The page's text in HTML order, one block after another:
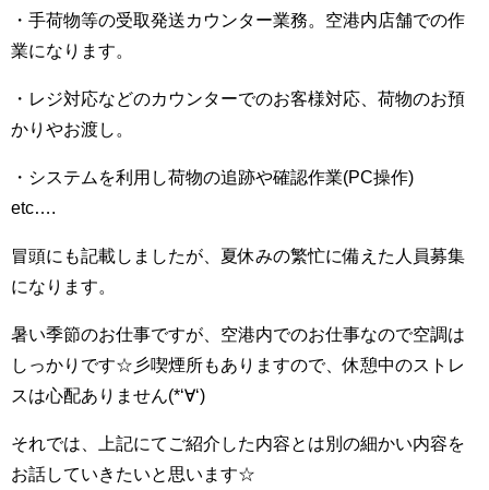
・手荷物等の受取発送カウンター業務。空港内店舗での作
業になります。
・レジ対応などのカウンターでのお客様対応、荷物のお預
かりやお渡し。
・システムを利用し荷物の追跡や確認作業(PC操作)
etc….
冒頭にも記載しましたが、夏休みの繁忙に備えた人員募集
になります。
暑い季節のお仕事ですが、空港内でのお仕事なので空調は
しっかりです☆彡喫煙所もありますので、休憩中のストレ
スは心配ありません(*‘∀‘)
それでは、上記にてご紹介した内容とは別の細かい内容を
お話していきたいと思います☆